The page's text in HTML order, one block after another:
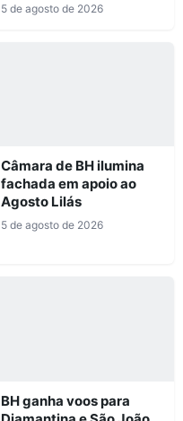
5 de agosto de 2026
Câmara de BH ilumina
fachada em apoio ao
Agosto Lilás
5 de agosto de 2026
BH ganha voos para